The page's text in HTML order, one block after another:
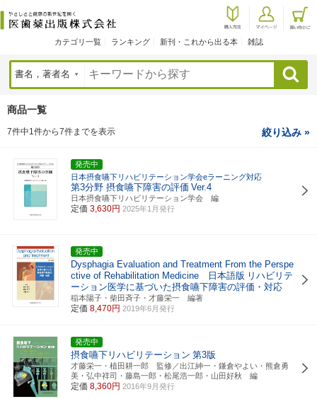
カテゴリ一覧 ランキング 新刊・これから出る本 雑誌
検索
商品一覧
7件中1件から7件までを表示 絞り込み »
発売中
日本摂食嚥下リハビリテーション学会eラーニング対応
第3分野 摂食嚥下障害の評価 Ver.4
日本摂食嚥下リハビリテーション学会 編
定価 3,630円 2025年1月発行
発売中
Dysphagia Evaluation and Treatment From the Perspe
ctive of Rehabilitation Medicine 日本語版 リハビリテ
ーション医学に基づいた摂食嚥下障害の評価・対応
稲本陽子・柴田斉子・才藤栄一 編著
定価 8,470円 2019年6月発行
発売中
摂食嚥下リハビリテーション 第3版
才藤栄一・植田耕一郎 監修／出江紳一・鎌倉やよい・熊倉勇
美・弘中祥司・藤島一郎・松尾浩一郎・山田好秋 編
定価 8,360円 2016年9月発行